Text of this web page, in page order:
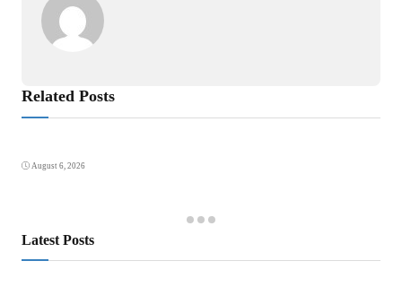
Related Posts
August 6, 2026
Latest Posts